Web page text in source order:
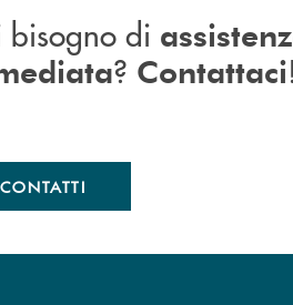
della Sua richiesta e a fornirLe, senza
può essere prorogato di due mesi, se
bisogno di
? Contattaci!
CONTATTI